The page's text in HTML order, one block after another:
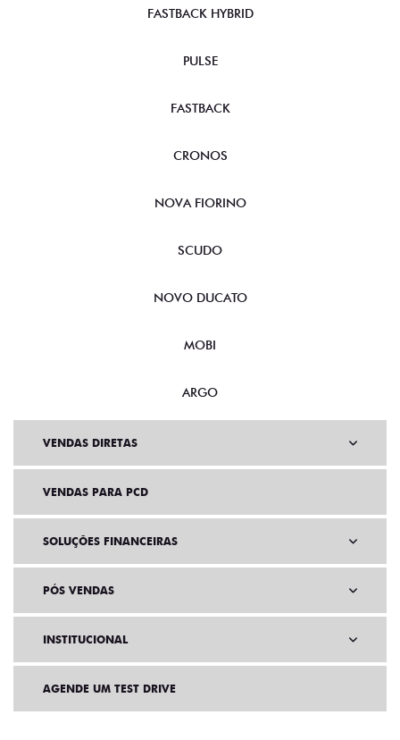
FASTBACK HYBRID
PULSE
FASTBACK
CRONOS
NOVA FIORINO
SCUDO
NOVO DUCATO
MOBI
ARGO
VENDAS DIRETAS
VENDAS PARA PCD
SOLUÇÕES FINANCEIRAS
PÓS VENDAS
INSTITUCIONAL
AGENDE UM TEST DRIVE